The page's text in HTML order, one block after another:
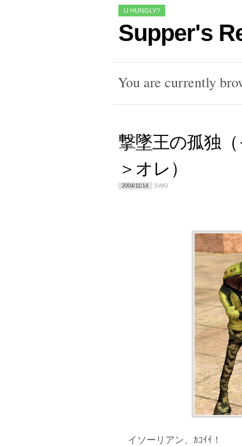
U HUNGLY?
Supper's
You are currently
撃墜王の孤独
＞オレ）
2004/11/14 SWG
イソーリアン、ｶｺｲｲ！